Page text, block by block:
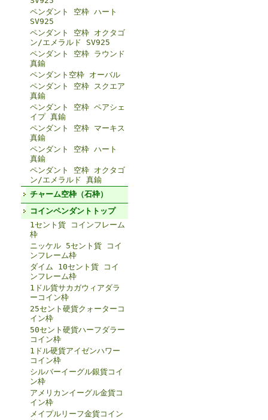
ペンダント 空枠 ハート
SV925
ペンダント 空枠 オクタゴ
ン/エメラルド SV925
ペンダント 空枠 ラウンド
真鍮
ペンダント空枠 オーバル
ペンダント 空枠 スクエア
真鍮
ペンダント 空枠 ペアシェ
イプ 真鍮
ペンダント 空枠 マーキス
真鍮
ペンダント 空枠 ハート
真鍮
ペンダント 空枠 オクタゴ
ン/エメラルド 真鍮
チャーム空枠（石枠）
コインペンダントトップ
1セント貨 コインフレーム
枠
ニッケル 5セント貨 コイ
ンフレーム枠
ダイム 10セント貨 コイ
ンフレーム枠
1ドル貨サカガウィアダラ
ーコイン枠
25セント硬貨クォーターコ
イン枠
50セント硬貨ハーフダラー
コイン枠
1ドル硬貨アイゼンハワー
コイン枠
シルバーイーグル銀貨コイ
ン枠
アメリカンイーグル金貨コ
イン枠
メイプルリーフ金貨コイン